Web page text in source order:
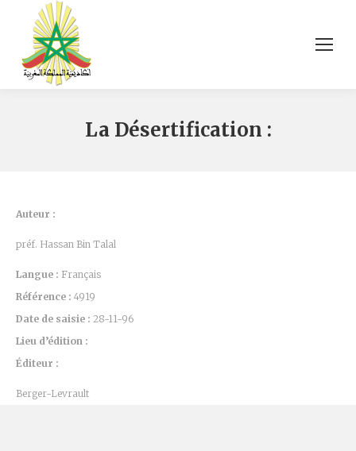
La Désertification :
Auteur :
préf. Hassan Bin Talal
Langue : Français
Référence : 4919
Date de saisie : 28-11-96
Lieu d’édition :
Éditeur :
Berger-Levrault